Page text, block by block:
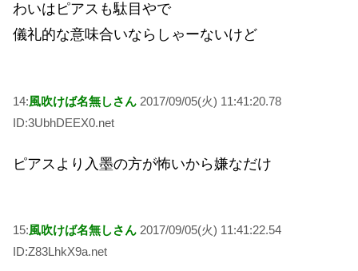
わいはピアスも駄目やで
儀礼的な意味合いならしゃーないけど
14:風吹けば名無しさん 2017/09/05(火) 11:41:20.78
ID:3UbhDEEX0.net
ピアスより入墨の方が怖いから嫌なだけ
15:風吹けば名無しさん 2017/09/05(火) 11:41:22.54
ID:Z83LhkX9a.net